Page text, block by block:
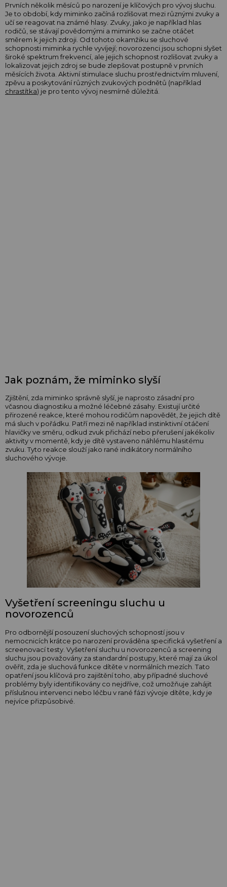
Prvních několik měsíců po narození je klíčových pro vývoj sluchu.
Je to období, kdy miminko začíná rozlišovat mezi různými zvuky a
učí se reagovat na známé hlasy. Zvuky, jako je například hlas
rodičů, se stávají povědomými a miminko se začne otáčet
směrem k jejich zdroji. Od tohoto okamžiku se sluchové
schopnosti miminka rychle vyvíjejí; novorozenci jsou schopni slyšet
široké spektrum frekvencí, ale jejich schopnost rozlišovat zvuky a
lokalizovat jejich zdroj se bude zlepšovat postupně v prvních
měsících života. Aktivní stimulace sluchu prostřednictvím mluvení,
zpěvu a poskytování různých zvukových podnětů (například
chrastítka) je pro tento vývoj nesmírně důležitá.
Jak poznám, že miminko slyší
Zjištění, zda miminko správně slyší, je naprosto zásadní pro
včasnou diagnostiku a možné léčebné zásahy. Existují určité
přirozené reakce, které mohou rodičům napovědět, že jejich dítě
má sluch v pořádku. Patří mezi ně například instinktivní otáčení
hlavičky ve směru, odkud zvuk přichází nebo přerušení jakékoliv
aktivity v momentě, kdy je dítě vystaveno náhlému hlasitému
zvuku. Tyto reakce slouží jako rané indikátory normálního
sluchového vývoje.
Vyšetření screeningu sluchu u
novorozenců
Pro odbornější posouzení sluchových schopností jsou v
nemocnicích krátce po narození prováděna specifická vyšetření a
screenovací testy. Vyšetření sluchu u novorozenců a screening
sluchu jsou považovány za standardní postupy, které mají za úkol
ověřit, zda je sluchová funkce dítěte v normálních mezích. Tato
opatření jsou klíčová pro zajištění toho, aby případné sluchové
problémy byly identifikovány co nejdříve, což umožňuje zahájit
příslušnou intervenci nebo léčbu v rané fázi vývoje dítěte, kdy je
nejvíce přizpůsobivé.